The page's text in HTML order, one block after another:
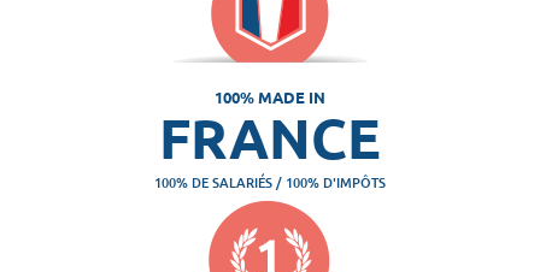
100% MADE IN
FRANCE
100% DE SALARIÉS / 100% D'IMPÔTS